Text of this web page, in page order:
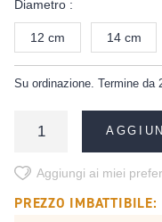
Diametro :
12 cm 14 cm
Su ordinazione. Termine da
Aggiungi ai miei
PREZZO IMBATTIBILE: